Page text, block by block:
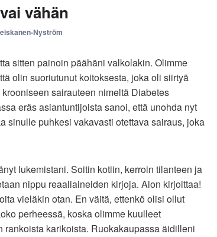
vähän
Nyström
sitten painoin päähäni valkolakin. Olimme
olin suoriutunut koitoksesta, joka oli siirtyä
sairauteen nimeltä Diabetes
eräs asiantuntijoista sanoi, että unohda nyt
sinulle puhkesi vakavasti otettava sairaus, joka
lukemistani. Soitin kotiin, kerroin tilanteen ja
nippu reaaliaineiden kirjoja. Aion kirjoittaa!
vieläkin otan. En väitä, ettenkö olisi ollut
perheessä, koska olimme kuulleet
rankoista karikoista. Ruokakaupassa äidilleni